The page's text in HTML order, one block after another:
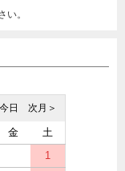
い。
次月＞
日
金
土
1